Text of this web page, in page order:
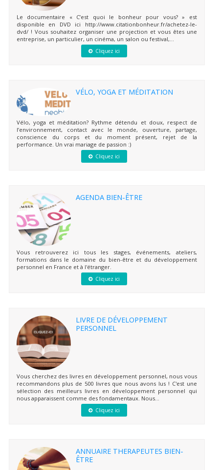
Le documentaire « C’est quoi le bonheur pour vous? » est
disponible en DVD ici http://www.citationbonheur.fr/achetez-le-
dvd/ ! Vous souhaitez organiser une projection et vous êtes une
entreprise, un particulier, un cinéma, un salon ou festival,...
Cliquez ici
VÉLO, YOGA ET MÉDITATION
Vélo, yoga et méditation? Rythme détendu et doux, respect de
l’environnement, contact avec le monde, ouverture, partage,
conscience du corps et du moment présent, rejet de la
performance. Un vrai mariage de passion :)
Cliquez ici
AGENDA BIEN-ÊTRE
Vous retrouverez ici tous les stages, événements, ateliers,
formations dans le domaine du bien-être et du développement
personnel en France et à l'étranger.
Cliquez ici
LIVRE DE DÉVELOPPEMENT
PERSONNEL
Vous cherchez des livres en développement personnel, nous vous
recommandons plus de 500 livres que nous avons lus ! C'est une
sélection des meilleurs livres en développement personnel qui
nous apparaissent comme des fondamentaux. Nous...
Cliquez ici
ANNUAIRE THERAPEUTES BIEN-
ÊTRE